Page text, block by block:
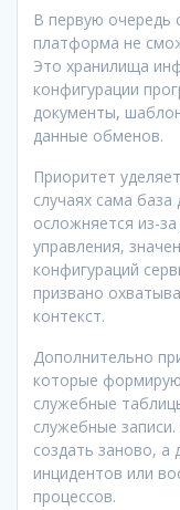
В первую очередь
платформа не
Это хранилища
конфигурации
документы,
данные обменов.
Приоритет
случаях сама
осложняется из-
управления,
конфигураций
призвано
контекст.
Дополнительно
которые
служебные
служебные
создать заново, а
инцидентов или
процессов.